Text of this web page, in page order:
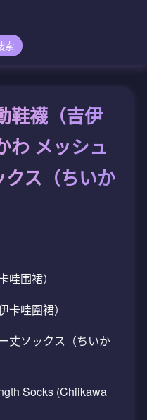
索
鞋襪（吉伊
わ メッシュ
ス（ちいか
围裙）
哇圍裙）
丈ソックス（ちいか
Socks (Chiikawa